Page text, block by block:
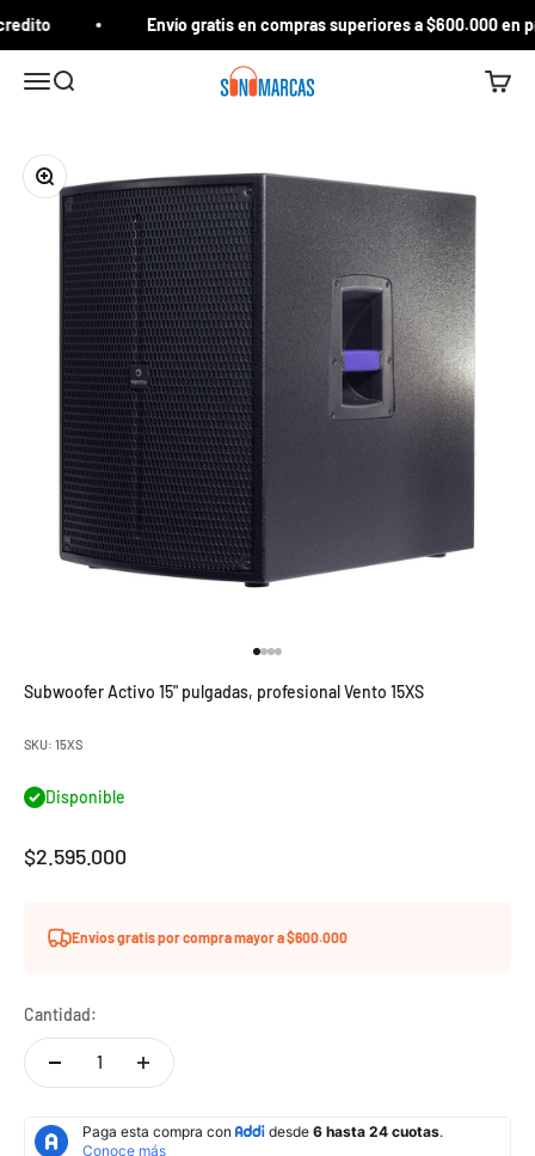
Envío gratis en compras superiores a $600.000 en
MenúBuscar Sonomarcas Carrito
Zoom
Subwoofer Activo 15" pulgadas, profesional Vento 15XS
SKU: 15XS
Disponible
Precio de oferta
$2.595.000
Envíos gratis por compra mayor a $600.000
Cantidad: